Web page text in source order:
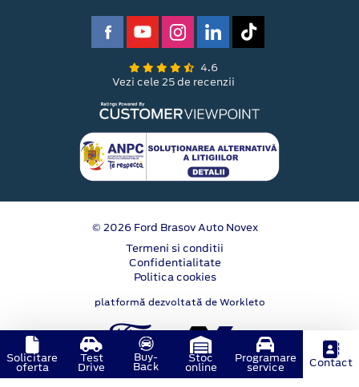
4.6
Vezi cele 25 de recenzii
© 2026 Ford Brasov Auto Novex
Termeni si conditii
Confidentialitate
Politica cookies
platformă dezvoltată de Workleto
Solicitare
oferta
Test
Drive
Buy-
Back
Stoc
online
Programare
service Contact